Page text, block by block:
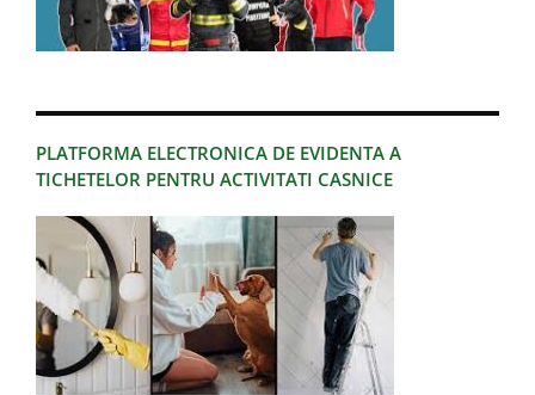
PLATFORMA ELECTRONICA DE EVIDENTA A
TICHETELOR PENTRU ACTIVITATI CASNICE